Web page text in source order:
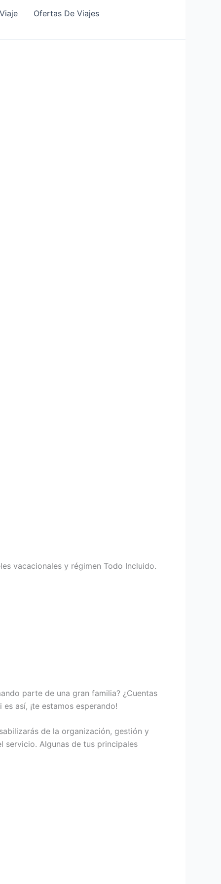
Ofertas De Viajes
vacacionales y régimen Todo Incluido.
parte de una gran familia? ¿Cuentas
así, ¡te estamos esperando!
de la organización, gestión y
servicio. Algunas de tus principales